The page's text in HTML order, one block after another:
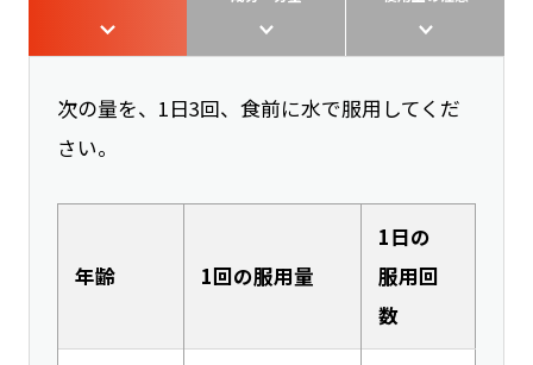
次の量を、1日3回、食前に水で服用してくだ
さい。
年齢 1回の服用量
1日の
服用回
数